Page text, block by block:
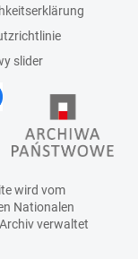
slider
wird vom
Nationalen
verwaltet